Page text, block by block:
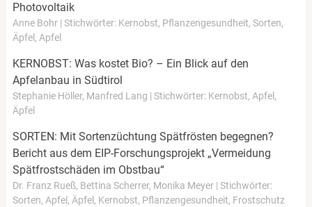
Photovoltaik
Anne Bohr | Stichwörter: Kernobst, Pflanzengesundheit, Sorten,
Äpfel, Apfel
KERNOBST: Was kostet Bio? – Ein Blick auf den
Apfelanbau in Südtirol
Stephanie Höller, Manfred Lang | Stichwörter: Kernobst, Apfel,
Äpfel
SORTEN: Mit Sortenzüchtung Spätfrösten begegnen?
Bericht aus dem EIP-Forschungsprojekt „Vermeidung
Spätfrostschäden im Obstbau“
Dr. Franz Rueß, Bettina Scherrer, Monika Meyer | Stichwörter:
Sorten, Apfel, Äpfel, Kernobst, Pflanzengesundheit, Frostschutz